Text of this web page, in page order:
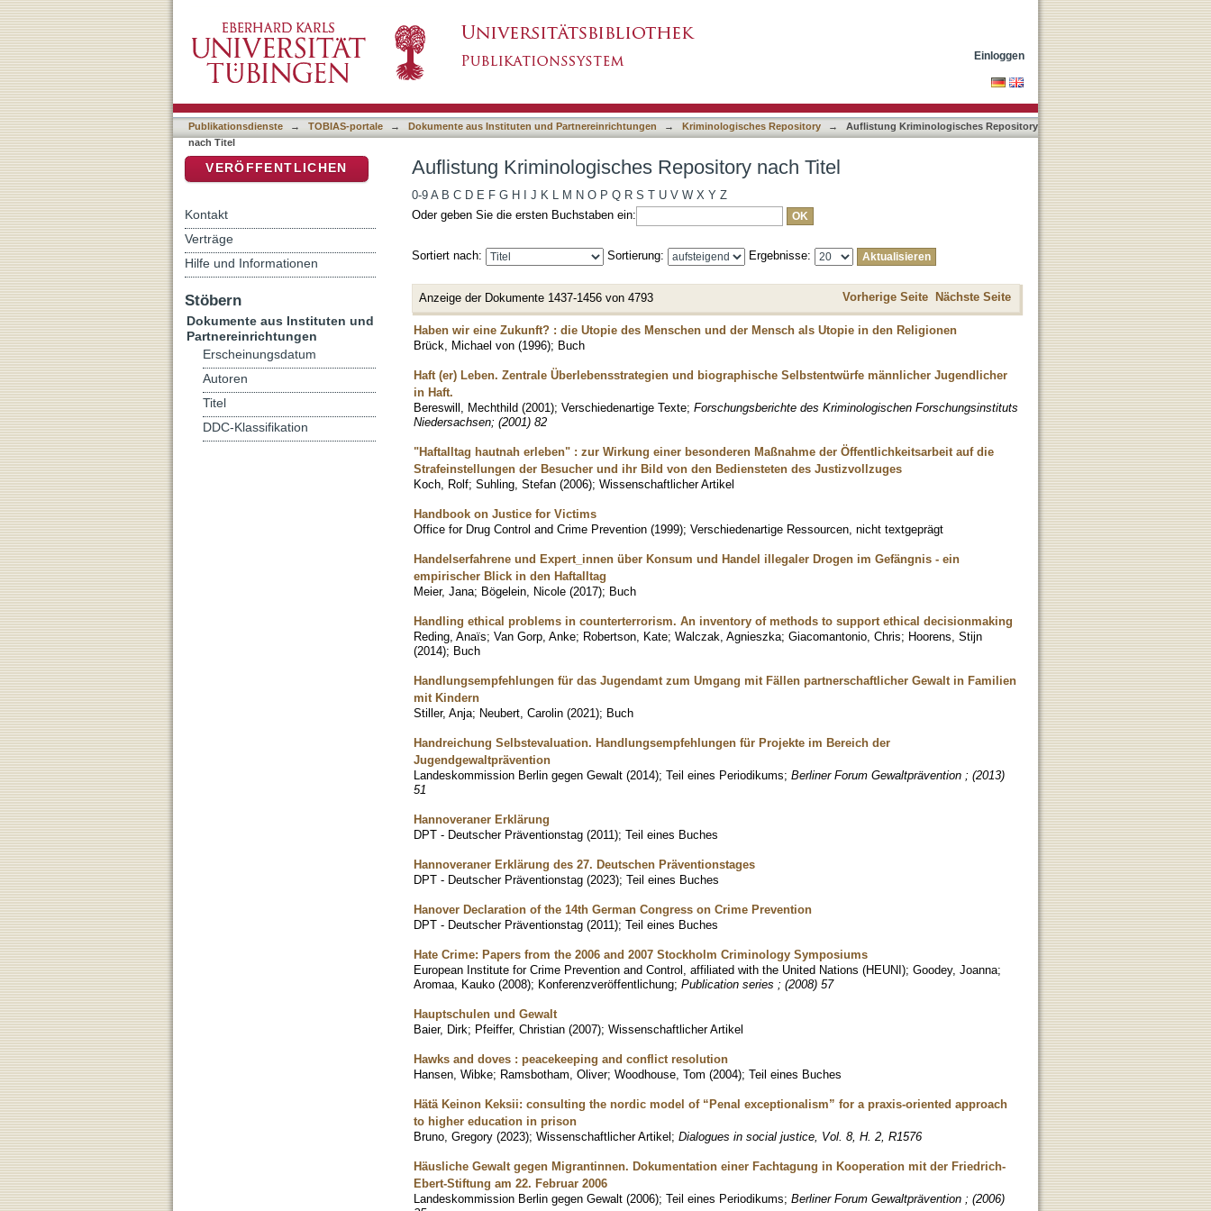
Einloggen
Publikationsdienste → TOBIAS-portale → Dokumente aus Instituten und Partnereinrichtungen → Kriminologisches Repository →
Auflistung Kriminologisches Repository
nach Titel
Auflistung Kriminologisches Repository nach Titel
0-9 A B C D E F G H J K L M N O P Q R S T U V W X Y Z
Oder geben Sie die ersten Buchstaben ein:
Sortiert nach: Sortierung: Ergebnisse:
Anzeige der Dokumente 1437-1456 von 4793 Vorherige Seite Nächste Seite
Haben wir eine Zukunft? : die Utopie des Menschen und der Mensch als Utopie in den Religionen
Brück, Michael von (1996); Buch
Haft (er) Leben. Zentrale Überlebensstrategien und biographische Selbstentwürfe männlicher Jugendlicher
in Haft.
Bereswill, Mechthild (2001); Verschiedenartige Texte; Forschungsberichte des Kriminologischen Forschungsinstituts
Niedersachsen; (2001) 82
"Haftalltag hautnah erleben" : zur Wirkung einer besonderen Maßnahme der Öffentlichkeitsarbeit auf die
Strafeinstellungen der Besucher und ihr Bild von den Bediensteten des Justizvollzuges
Koch, Rolf; Suhling, Stefan (2006); Wissenschaftlicher Artikel
Handbook on Justice for Victims
Office for Drug Control and Crime Prevention (1999); Verschiedenartige Ressourcen, nicht textgeprägt
Handelserfahrene und Expert_innen über Konsum und Handel illegaler Drogen im Gefängnis - ein
empirischer Blick in den Haftalltag
Meier, Jana; Bögelein, Nicole (2017); Buch
Handling ethical problems in counterterrorism. An inventory of methods to support ethical decisionmaking
Reding, Anaïs; Van Gorp, Anke; Robertson, Kate; Walczak, Agnieszka; Giacomantonio, Chris; Hoorens, Stijn
(2014); Buch
Handlungsempfehlungen für das Jugendamt zum Umgang mit Fällen partnerschaftlicher Gewalt in Familien
mit Kindern
Stiller, Anja; Neubert, Carolin (2021); Buch
Handreichung Selbstevaluation. Handlungsempfehlungen für Projekte im Bereich der
Jugendgewaltprävention
Landeskommission Berlin gegen Gewalt (2014); Teil eines Periodikums; Berliner Forum Gewaltprävention ; (2013)
51
Hannoveraner Erklärung
DPT - Deutscher Präventionstag (2011); Teil eines Buches
Hannoveraner Erklärung des 27. Deutschen Präventionstages
DPT - Deutscher Präventionstag (2023); Teil eines Buches
Hanover Declaration of the 14th German Congress on Crime Prevention
DPT - Deutscher Präventionstag (2011); Teil eines Buches
Hate Crime: Papers from the 2006 and 2007 Stockholm Criminology Symposiums
European Institute for Crime Prevention and Control, affiliated with the United Nations (HEUNI); Goodey, Joanna;
Aromaa, Kauko (2008); Konferenzveröffentlichung; Publication series ; (2008) 57
Hauptschulen und Gewalt
Baier, Dirk; Pfeiffer, Christian (2007); Wissenschaftlicher Artikel
Hawks and doves : peacekeeping and conflict resolution
Hansen, Wibke; Ramsbotham, Oliver; Woodhouse, Tom (2004); Teil eines Buches
Hätä Keinon Keksii: consulting the nordic model of “Penal exceptionalism” for a praxis-oriented approach
to higher education in prison
Bruno, Gregory (2023); Wissenschaftlicher Artikel; Dialogues in social justice, Vol. 8, H. 2, R1576
Häusliche Gewalt gegen Migrantinnen. Dokumentation einer Fachtagung in Kooperation mit der Friedrich-
Ebert-Stiftung am 22. Februar 2006
Landeskommission Berlin gegen Gewalt (2006); Teil eines Periodikums; Berliner Forum Gewaltprävention ; (2006)
VERÖFFENTLICHEN
Kontakt
Verträge
Hilfe und Informationen
Stöbern
Dokumente aus Instituten und
Partnereinrichtungen
Erscheinungsdatum
Autoren
Titel
DDC-Klassifikation